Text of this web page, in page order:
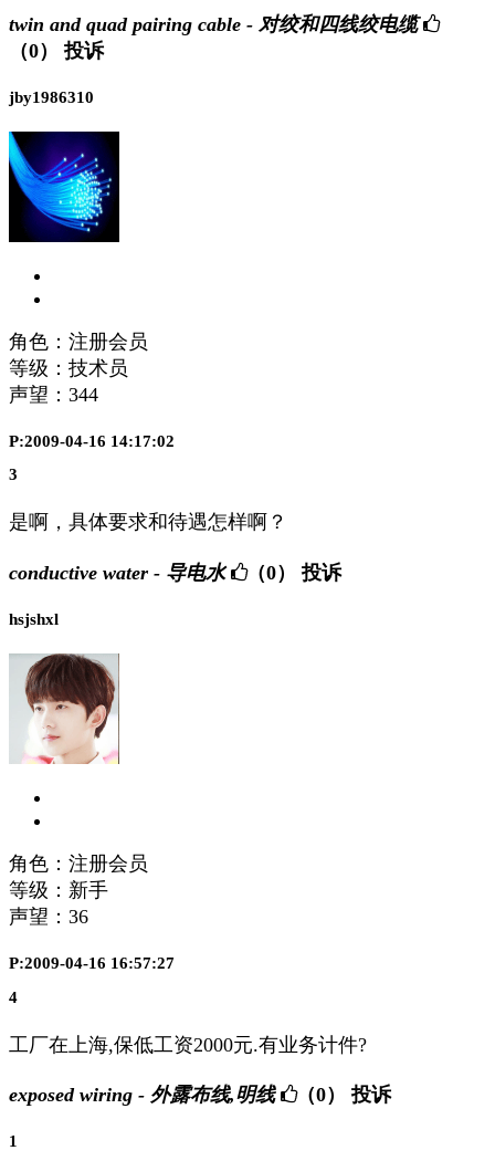
twin and quad pairing cable - 对绞和四线绞电缆
（0）
投诉
jby1986310
角色：注册会员
等级：技术员
声望： 344
P:2009-04-16 14:17:02
3
是啊，具体要求和待遇怎样啊？
conductive water - 导电水 （0） 投诉
hsjshxl
角色：注册会员
等级：新手
声望： 36
P:2009-04-16 16:57:27
4
工厂在上海,保低工资2000元.有业务计件?
exposed wiring - 外露布线,明线 （0） 投诉
1